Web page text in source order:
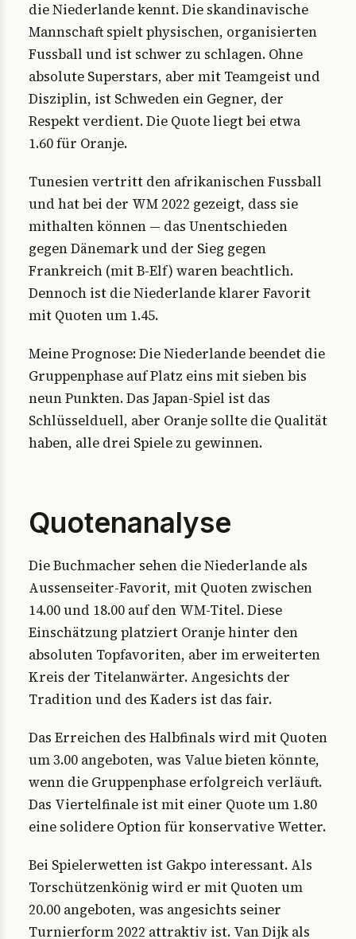
die Niederlande kennt. Die skandinavische
Mannschaft spielt physischen, organisierten
Fussball und ist schwer zu schlagen. Ohne
absolute Superstars, aber mit Teamgeist und
Disziplin, ist Schweden ein Gegner, der
Respekt verdient. Die Quote liegt bei etwa
1.60 für Oranje.
Tunesien vertritt den afrikanischen Fussball
und hat bei der WM 2022 gezeigt, dass sie
mithalten können — das Unentschieden
gegen Dänemark und der Sieg gegen
Frankreich (mit B-Elf) waren beachtlich.
Dennoch ist die Niederlande klarer Favorit
mit Quoten um 1.45.
Meine Prognose: Die Niederlande beendet die
Gruppenphase auf Platz eins mit sieben bis
neun Punkten. Das Japan-Spiel ist das
Schlüsselduell, aber Oranje sollte die Qualität
haben, alle drei Spiele zu gewinnen.
Quotenanalyse
Die Buchmacher sehen die Niederlande als
Aussenseiter-Favorit, mit Quoten zwischen
14.00 und 18.00 auf den WM-Titel. Diese
Einschätzung platziert Oranje hinter den
absoluten Topfavoriten, aber im erweiterten
Kreis der Titelanwärter. Angesichts der
Tradition und des Kaders ist das fair.
Das Erreichen des Halbfinals wird mit Quoten
um 3.00 angeboten, was Value bieten könnte,
wenn die Gruppenphase erfolgreich verläuft.
Das Viertelfinale ist mit einer Quote um 1.80
eine solidere Option für konservative Wetter.
Bei Spielerwetten ist Gakpo interessant. Als
Torschützenkönig wird er mit Quoten um
20.00 angeboten, was angesichts seiner
Turnierform 2022 attraktiv ist. Van Dijk als